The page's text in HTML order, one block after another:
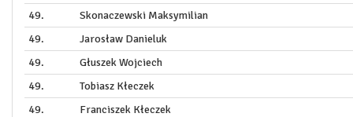
49.
Skonaczewski Maksymilian
49.
Jarosław Danieluk
49.
Głuszek Wojciech
49.
Tobiasz Kłeczek
49.
Franciszek Kłeczek